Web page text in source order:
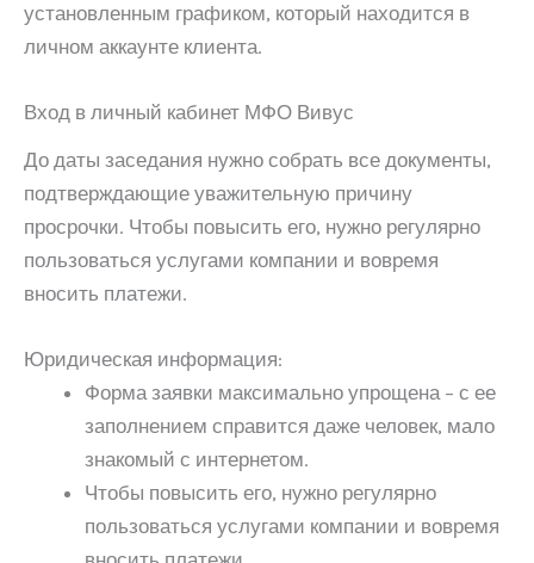
установленным графиком, который находится в
личном аккаунте клиента.
Вход в личный кабинет МФО Вивус
До даты заседания нужно собрать все документы,
подтверждающие уважительную причину
просрочки. Чтобы повысить его, нужно регулярно
пользоваться услугами компании и вовремя
вносить платежи.
Юридическая информация:
Форма заявки максимально упрощена – с ее
заполнением справится даже человек, мало
знакомый с интернетом.
Чтобы повысить его, нужно регулярно
пользоваться услугами компании и вовремя